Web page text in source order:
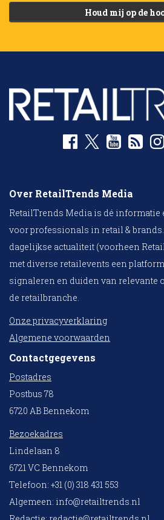
Houd mij op de
Over RetailTrends Media
RetailTrends Media is dé
voor professionals in retail &
dagelijkse actualiteit (voorheen
met diverse retailevents een
signaleren en duiden van relevante
de retailbranche.
Onze privacyverklaring
Algemene voorwaarden
Contactgegevens
Postadres
Postbus 78
6720 AB Bennekom
Bezoekadres
Lindelaan 8
6721 VC Bennekom
Telefoon: +31 (0) 318 431 553
Algemeen: info@retailtrends.nl